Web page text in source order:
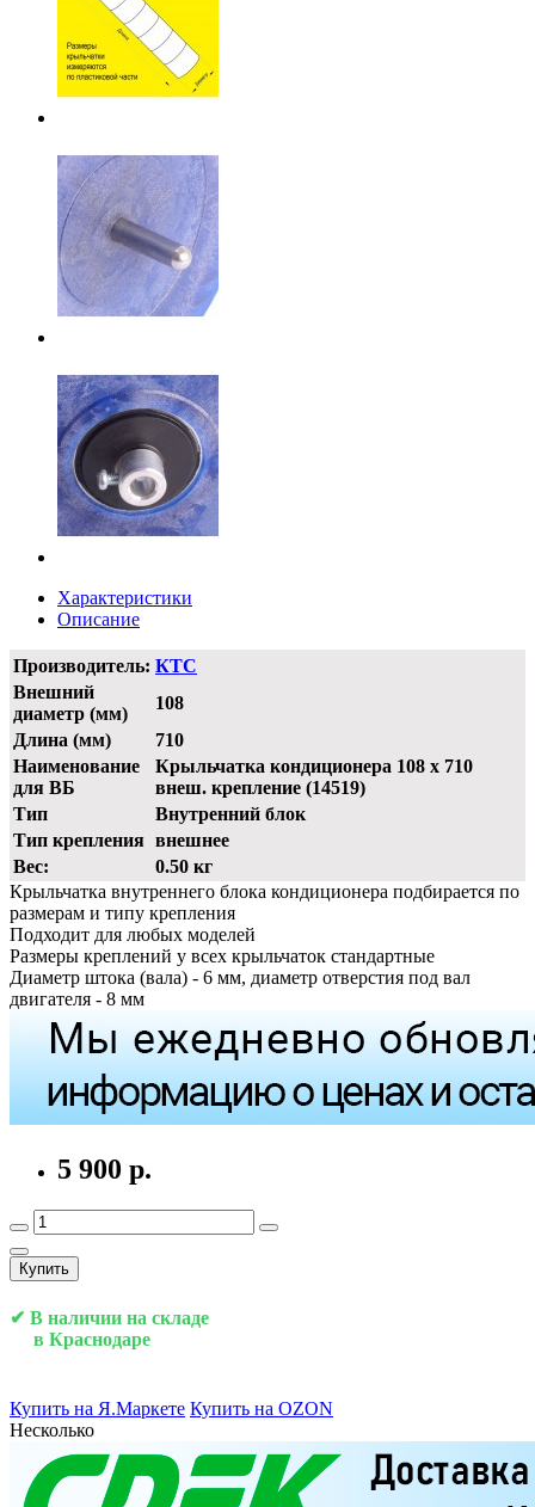
Характеристики
Описание
Производитель: КТС
Внешний
диаметр (мм)
108
Длина (мм)
710
Наименование
для ВБ
Крыльчатка кондиционера 108 x 710
внеш. крепление (14519)
Тип
Внутренний блок
Тип крепления внешнее
Вес:
0.50 кг
Крыльчатка внутреннего блока кондиционера подбирается по
размерам и типу крепления
Подходит для любых моделей
Размеры креплений у всех крыльчаток стандартные
Диаметр штока (вала) - 6 мм, диаметр отверстия под вал
двигателя - 8 мм
5 900 р.
Купить
✔ В наличии на складе
в Краснодаре
Купить на Я.Маркете Купить на OZON
Несколько